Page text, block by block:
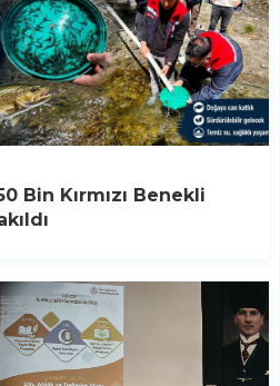
Bin Kırmızı Benekli